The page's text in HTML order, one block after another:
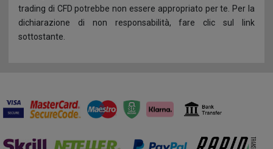
trading di CFD potrebbe non essere appropriato per te. Per la
dichiarazione di non responsabilità, fare clic sul link
sottostante.